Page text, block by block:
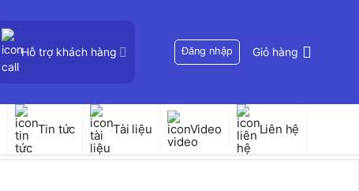
Hỗ trợ khách hàng Đăng nhập Giỏ hàng
Tin tức Tài liệu Video Liên hệ